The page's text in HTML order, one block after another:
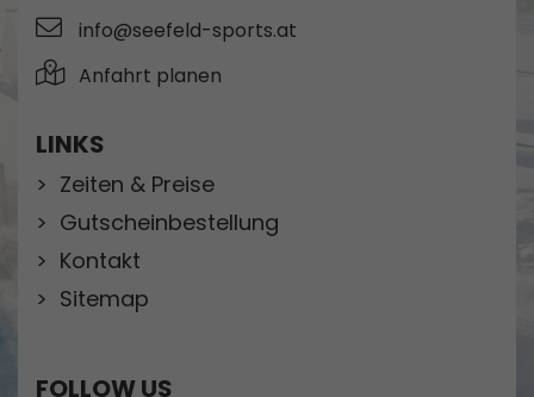
info@seefeld-sports.at
Anfahrt planen
LINKS
Zeiten & Preise
Gutscheinbestellung
Kontakt
Sitemap
FOLLOW US